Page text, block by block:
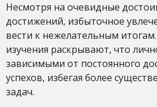
Несмотря на очевидные
достижений, избыточное
вести к нежелательным
изучения раскрывают, что
зависимыми от постоянного
успехов, избегая более
задач.